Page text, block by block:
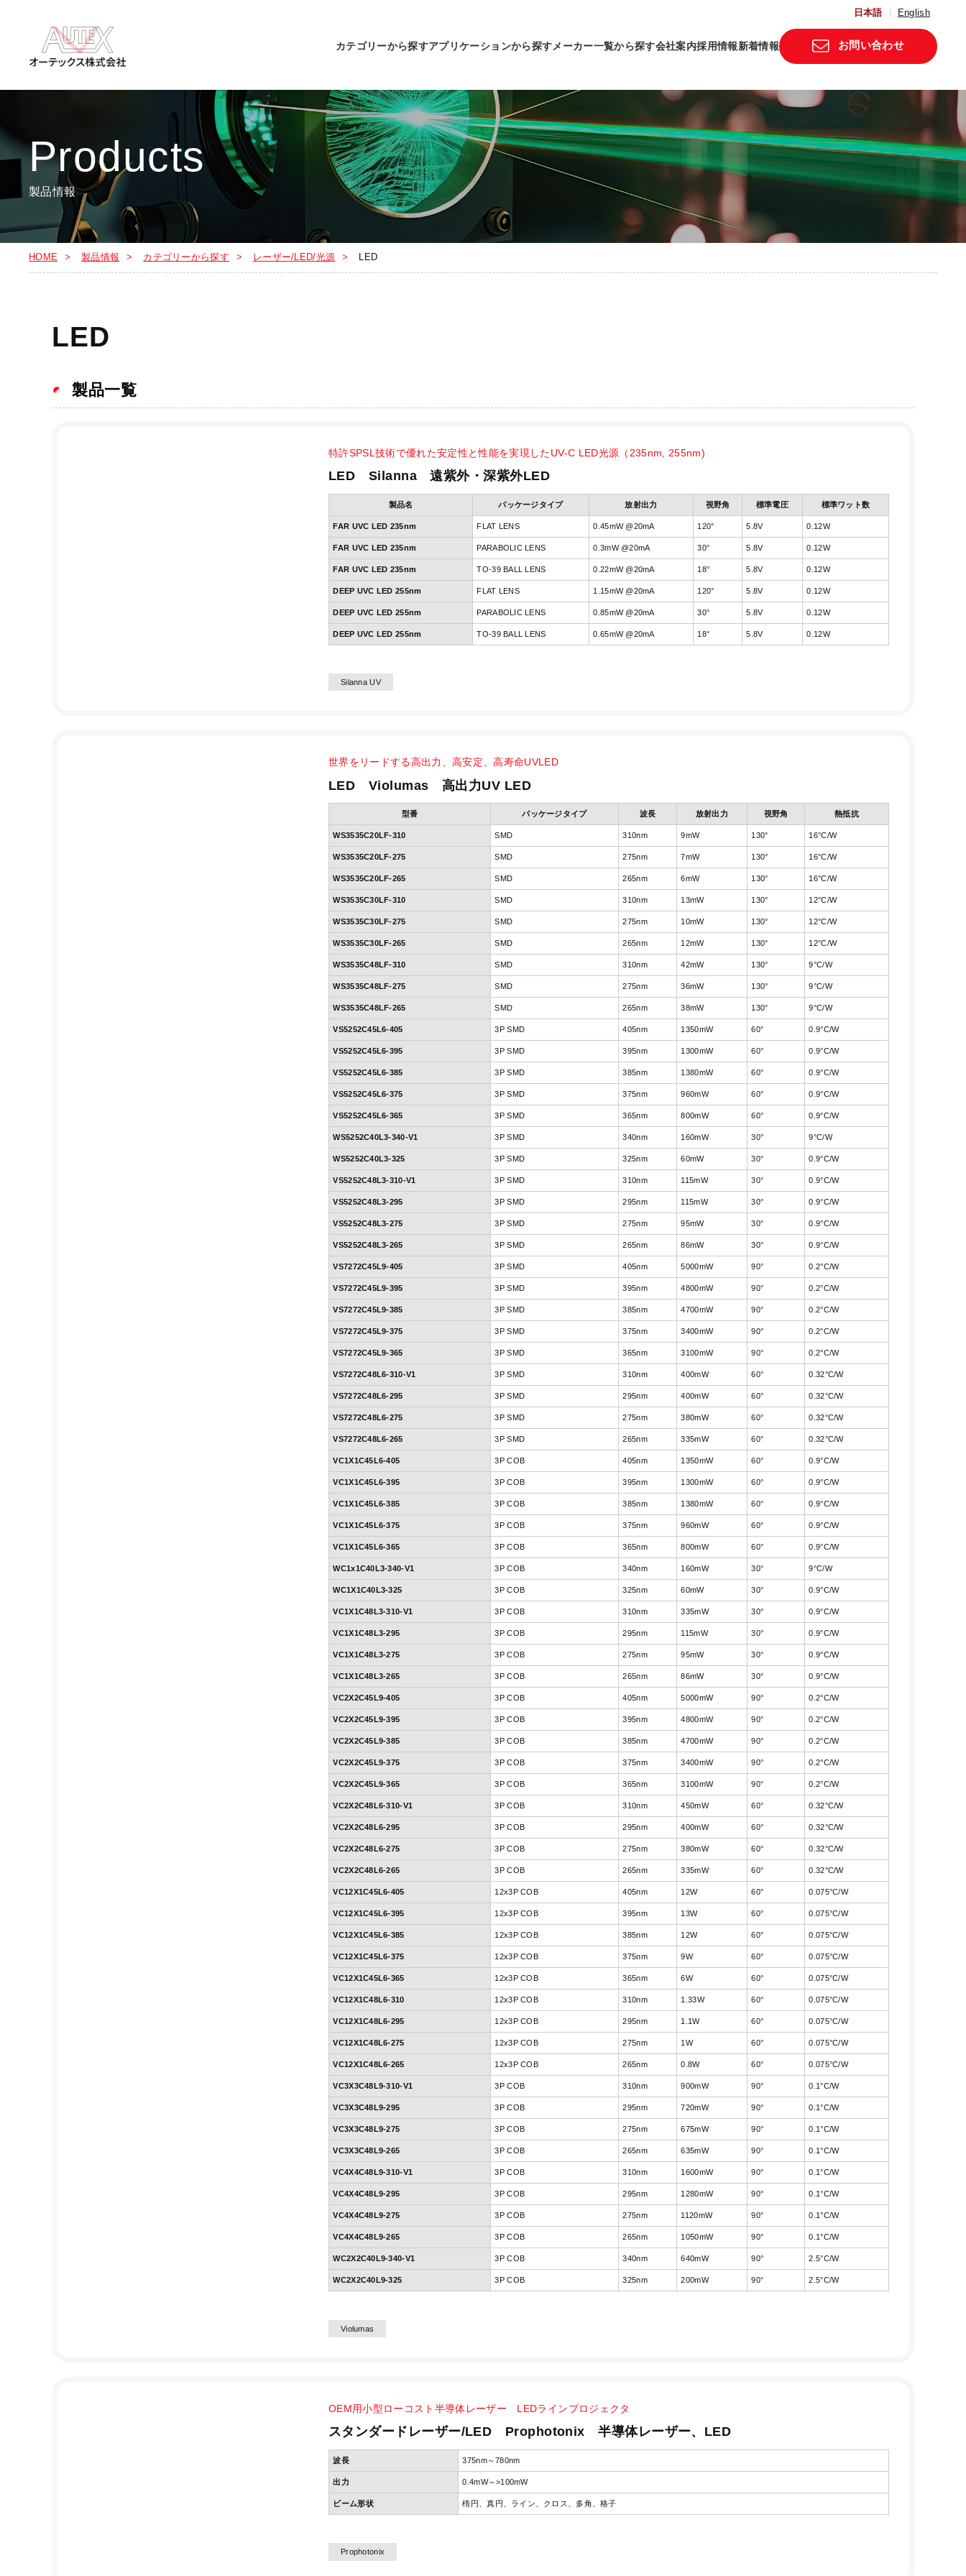
カテゴリーから探すアプリケーションから探すメーカー一覧から探す会社案内採用情報新着情報 お問い合わせ
日本語 English
Products
製品情報
HOME 製品情報 カテゴリーから探す レーザー/LED/光源 LED
LED
製品一覧
特許SPSL技術で優れた安定性と性能を実現したUV-C LED光源（235nm, 255nm)
LED Silanna 遠紫外・深紫外LED
製品名 パッケージタイプ 放射出力 視野角 標準電圧 標準ワット数
FAR UVC LED 235nm FLAT LENS 0.45mW @20mA 120° 5.8V 0.12W
FAR UVC LED 235nm PARABOLIC LENS 0.3mW @20mA 30° 5.8V 0.12W
FAR UVC LED 235nm TO-39 BALL LENS 0.22mW @20mA 18° 5.8V 0.12W
DEEP UVC LED 255nm FLAT LENS 1.15mW @20mA 120° 5.8V 0.12W
DEEP UVC LED 255nm PARABOLIC LENS 0.85mW @20mA 30° 5.8V 0.12W
DEEP UVC LED 255nm TO-39 BALL LENS 0.65mW @20mA 18° 5.8V 0.12W
Silanna UV
世界をリードする高出力、高安定、高寿命UVLED
LED Violumas 高出力UV LED
型番 パッケージタイプ 波長 放射出力 視野角 熱抵抗
WS3535C20LF-310 SMD 310nm 9mW 130° 16°C/W
WS3535C20LF-275 SMD 275nm 7mW 130° 16°C/W
WS3535C20LF-265 SMD 265nm 6mW 130° 16°C/W
WS3535C30LF-310 SMD 310nm 13mW 130° 12°C/W
WS3535C30LF-275 SMD 275nm 10mW 130° 12°C/W
WS3535C30LF-265 SMD 265nm 12mW 130° 12°C/W
WS3535C48LF-310 SMD 310nm 42mW 130° 9°C/W
WS3535C48LF-275 SMD 275nm 36mW 130° 9°C/W
WS3535C48LF-265 SMD 265nm 38mW 130° 9°C/W
VS5252C45L6-405 3P SMD 405nm 1350mW 60° 0.9°C/W
VS5252C45L6-395 3P SMD 395nm 1300mW 60° 0.9°C/W
VS5252C45L6-385 3P SMD 385nm 1380mW 60° 0.9°C/W
VS5252C45L6-375 3P SMD 375nm 960mW 60° 0.9°C/W
VS5252C45L6-365 3P SMD 365nm 800mW 60° 0.9°C/W
WS5252C40L3-340-V1 3P SMD 340nm 160mW 30° 9°C/W
WS5252C40L3-325 3P SMD 325nm 60mW 30° 0.9°C/W
VS5252C48L3-310-V1 3P SMD 310nm 115mW 30° 0.9°C/W
VS5252C48L3-295 3P SMD 295nm 115mW 30° 0.9°C/W
VS5252C48L3-275 3P SMD 275nm 95mW 30° 0.9°C/W
VS5252C48L3-265 3P SMD 265nm 86mW 30° 0.9°C/W
VS7272C45L9-405 3P SMD 405nm 5000mW 90° 0.2°C/W
VS7272C45L9-395 3P SMD 395nm 4800mW 90° 0.2°C/W
VS7272C45L9-385 3P SMD 385nm 4700mW 90° 0.2°C/W
VS7272C45L9-375 3P SMD 375nm 3400mW 90° 0.2°C/W
VS7272C45L9-365 3P SMD 365nm 3100mW 90° 0.2°C/W
VS7272C48L6-310-V1 3P SMD 310nm 400mW 60° 0.32°C/W
VS7272C48L6-295 3P SMD 295nm 400mW 60° 0.32°C/W
VS7272C48L6-275 3P SMD 275nm 380mW 60° 0.32°C/W
VS7272C48L6-265 3P SMD 265nm 335mW 60° 0.32°C/W
VC1X1C45L6-405 3P COB 405nm 1350mW 60° 0.9°C/W
VC1X1C45L6-395 3P COB 395nm 1300mW 60° 0.9°C/W
VC1X1C45L6-385 3P COB 385nm 1380mW 60° 0.9°C/W
VC1X1C45L6-375 3P COB 375nm 960mW 60° 0.9°C/W
VC1X1C45L6-365 3P COB 365nm 800mW 60° 0.9°C/W
WC1x1C40L3-340-V1 3P COB 340nm 160mW 30° 9°C/W
WC1X1C40L3-325 3P COB 325nm 60mW 30° 0.9°C/W
VC1X1C48L3-310-V1 3P COB 310nm 335mW 30° 0.9°C/W
VC1X1C48L3-295 3P COB 295nm 115mW 30° 0.9°C/W
VC1X1C48L3-275 3P COB 275nm 95mW 30° 0.9°C/W
VC1X1C48L3-265 3P COB 265nm 86mW 30° 0.9°C/W
VC2X2C45L9-405 3P COB 405nm 5000mW 90° 0.2°C/W
VC2X2C45L9-395 3P COB 395nm 4800mW 90° 0.2°C/W
VC2X2C45L9-385 3P COB 385nm 4700mW 90° 0.2°C/W
VC2X2C45L9-375 3P COB 375nm 3400mW 90° 0.2°C/W
VC2X2C45L9-365 3P COB 365nm 3100mW 90° 0.2°C/W
VC2X2C48L6-310-V1 3P COB 310nm 450mW 60° 0.32°C/W
VC2X2C48L6-295 3P COB 295nm 400mW 60° 0.32°C/W
VC2X2C48L6-275 3P COB 275nm 380mW 60° 0.32°C/W
VC2X2C48L6-265 3P COB 265nm 335mW 60° 0.32°C/W
VC12X1C45L6-405 12x3P COB 405nm 12W 60° 0.075°C/W
VC12X1C45L6-395 12x3P COB 395nm 13W 60° 0.075°C/W
VC12X1C45L6-385 12x3P COB 385nm 12W 60° 0.075°C/W
VC12X1C45L6-375 12x3P COB 375nm 9W 60° 0.075°C/W
VC12X1C45L6-365 12x3P COB 365nm 6W 60° 0.075°C/W
VC12X1C48L6-310 12x3P COB 310nm 1.33W 60° 0.075°C/W
VC12X1C48L6-295 12x3P COB 295nm 1.1W 60° 0.075°C/W
VC12X1C48L6-275 12x3P COB 275nm 1W 60° 0.075°C/W
VC12X1C48L6-265 12x3P COB 265nm 0.8W 60° 0.075°C/W
VC3X3C48L9-310-V1 3P COB 310nm 900mW 90° 0.1°C/W
VC3X3C48L9-295 3P COB 295nm 720mW 90° 0.1°C/W
VC3X3C48L9-275 3P COB 275nm 675mW 90° 0.1°C/W
VC3X3C48L9-265 3P COB 265nm 635mW 90° 0.1°C/W
VC4X4C48L9-310-V1 3P COB 310nm 1600mW 90° 0.1°C/W
VC4X4C48L9-295 3P COB 295nm 1280mW 90° 0.1°C/W
VC4X4C48L9-275 3P COB 275nm 1120mW 90° 0.1°C/W
VC4X4C48L9-265 3P COB 265nm 1050mW 90° 0.1°C/W
WC2X2C40L9-340-V1 3P COB 340nm 640mW 90° 2.5°C/W
WC2X2C40L9-325 3P COB 325nm 200mW 90° 2.5°C/W
Violumas
OEM用小型ローコスト半導体レーザー LEDラインプロジェクタ
スタンダードレーザー/LED Prophotonix 半導体レーザー、LED
波長 375nm～780nm
出力 0.4mW～>100mW
ビーム形状 楕円、真円、ライン、クロス、多角、格子
Prophotonix